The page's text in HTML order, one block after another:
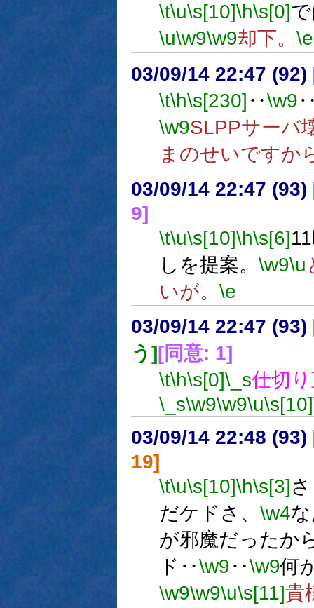
\t\u\s[10]\h\s[0]
\u\w9\w9却下。 \e
03/09/14 22:47 (92)
\t\h\s[230] ‥\w9
\w9SLPPサーバ
まのせいですか
03/09/14 22:47 (93)
9]
\t\u\s[10]\h\s[6]
しを提案。 \w9\u
いが。 \e
03/09/14 22:47 (93)
う][同意: 1]
\t\h\s[0]\_s仕切
\_s\w9\w9\u\s[10]
03/09/14 22:48 (93)
19]
\t\u\s[10]\h\s[3]
だケドさ、 \w4
が邪魔だったか
ド‥\w9‥\w9何
\w9\w9\u\s[11]